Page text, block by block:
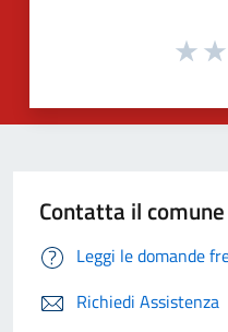
Contatta il comune
Leggi le domande
Richiedi Assistenza